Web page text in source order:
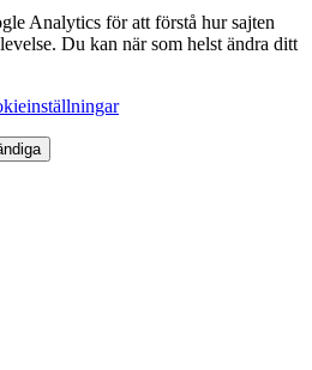
Analytics för att förstå hur sajten
Du kan när som helst ändra ditt